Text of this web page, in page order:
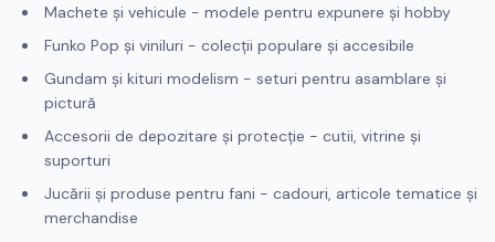
Machete și vehicule - modele pentru expunere și hobby
Funko Pop și viniluri - colecții populare și accesibile
Gundam și kituri modelism - seturi pentru asamblare și
pictură
Accesorii de depozitare și protecție - cutii, vitrine și
suporturi
Jucării și produse pentru fani - cadouri, articole tematice și
merchandise